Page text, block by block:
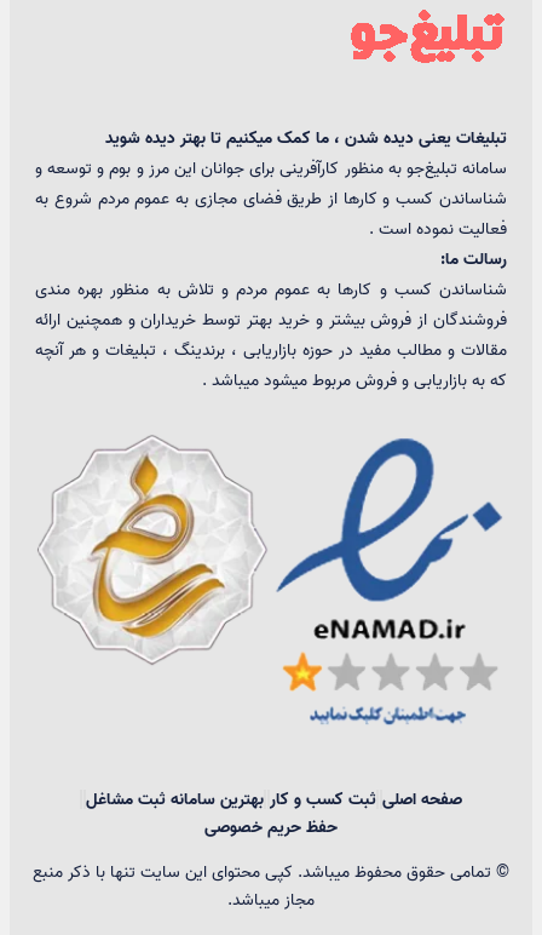
تبلیغات یعنی دیده شدن ، ما کمک میکنیم تا بهتر دیده شوید
سامانه تبلیغ‌جو به منظور کارآفرینی برای جوانان این مرز و بوم و توسعه و
شناساندن کسب و کارها از طریق فضای مجازی به عموم مردم شروع به
فعالیت نموده است .
رسالت ما:
شناساندن کسب و کارها به عموم مردم و تلاش به منظور بهره مندی
فروشندگان از فروش بیشتر و خرید بهتر توسط خریداران و همچنین ارائه
مقالات و مطالب مفید در حوزه بازاریابی ، برندینگ ، تبلیغات و هر آنچه
که به بازاریابی و فروش مربوط میشود میباشد .
صفحه اصلی ثبت کسب و کار بهترین سامانه ثبت مشاغل
حفظ حریم خصوصی
© تمامی حقوق محفوظ میباشد. کپی محتوای این سایت تنها با ذکر منبع
مجاز میباشد.